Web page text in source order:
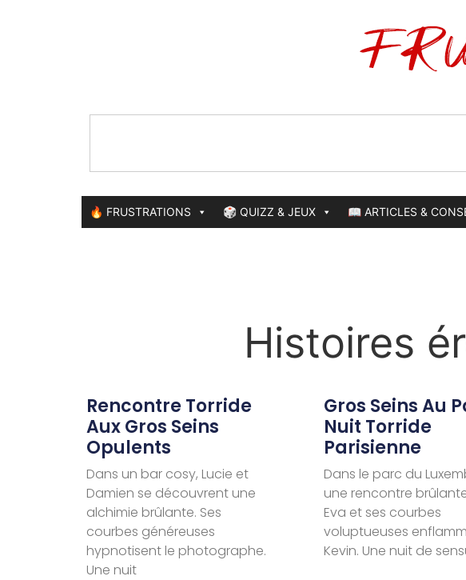
🔥 FRUSTRATIONS 🎲 QUIZZ & JEUX 📖 ARTICLES &
Histoires
Rencontre Torride
Aux Gros Seins
Opulents
Dans un bar cosy, Lucie et
Damien se découvrent une
alchimie brûlante. Ses
courbes généreuses
hypnotisent le photographe.
Une nuit
Gros Seins Au
Nuit Torride
Parisienne
Dans le parc du
une rencontre
Eva et ses courbes
voluptueuses
Kevin. Une nuit de